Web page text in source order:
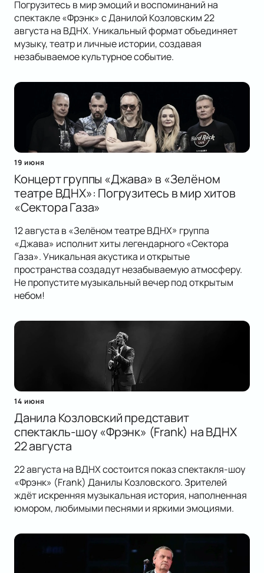
Погрузитесь в мир эмоций и воспоминаний на
спектакле «Фрэнк» с Данилой Козловским 22
августа на ВДНХ. Уникальный формат объединяет
музыку, театр и личные истории, создавая
незабываемое культурное событие.
19 июня
Концерт группы «Джава» в «Зелёном
театре ВДНХ»: Погрузитесь в мир хитов
«Сектора Газа»
12 августа в «Зелёном театре ВДНХ» группа
«Джава» исполнит хиты легендарного «Сектора
Газа». Уникальная акустика и открытые
пространства создадут незабываемую атмосферу.
Не пропустите музыкальный вечер под открытым
небом!
14 июня
Данила Козловский представит
спектакль-шоу «Фрэнк» (Frank) на ВДНХ
22 августа
22 августа на ВДНХ состоится показ спектакля-шоу
«Фрэнк» (Frank) Данилы Козловского. Зрителей
ждёт искренняя музыкальная история, наполненная
юмором, любимыми песнями и яркими эмоциями.